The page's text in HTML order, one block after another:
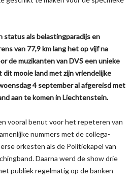
status als belastingparadijs en
van 77,9 km lang het op vijf na
de muzikanten van DVS een unieke
dit mooie land met zijn vriendelijke
4 september al afgereisd met
aan te komen in Liechtenstein.
vooral benut voor het repeteren van
nummers met de collega-
orkesten als de Politiekapel van
Daarna werd de show drie
publiek regelmatig op de banken